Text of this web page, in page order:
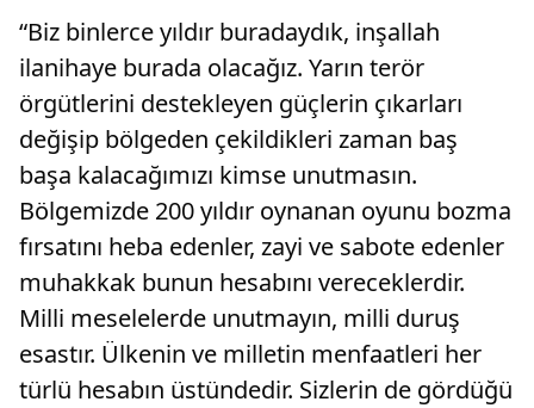
“Biz binlerce yıldır buradaydık, inşallah
ilanihaye burada olacağız. Yarın terör
örgütlerini destekleyen güçlerin çıkarları
değişip bölgeden çekildikleri zaman baş
başa kalacağımızı kimse unutmasın.
Bölgemizde 200 yıldır oynanan oyunu bozma
fırsatını heba edenler, zayi ve sabote edenler
muhakkak bunun hesabını vereceklerdir.
Milli meselelerde unutmayın, milli duruş
esastır. Ülkenin ve milletin menfaatleri her
türlü hesabın üstündedir. Sizlerin de gördüğü